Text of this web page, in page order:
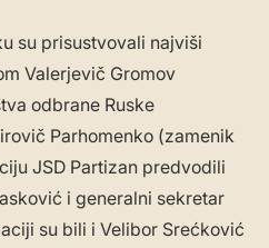
su prisustvovali najviši
Valerjevič Gromov
odbrane Ruske
Parhomenko (zamenik
JSD Partizan predvodili
i generalni sekretar
su bili i Velibor Srećković